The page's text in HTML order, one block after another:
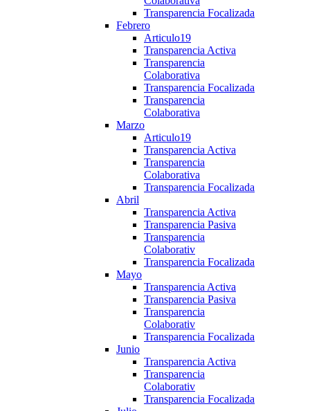
Transparencia Focalizada
Febrero
Articulo19
Transparencia Activa
Transparencia
Colaborativa
Transparencia Focalizada
Transparencia
Colaborativa
Marzo
Articulo19
Transparencia Activa
Transparencia
Colaborativa
Transparencia Focalizada
Abril
Transparencia Activa
Transparencia Pasiva
Transparencia
Colaborativ
Transparencia Focalizada
Mayo
Transparencia Activa
Transparencia Pasiva
Transparencia
Colaborativ
Transparencia Focalizada
Junio
Transparencia Activa
Transparencia
Colaborativ
Transparencia Focalizada